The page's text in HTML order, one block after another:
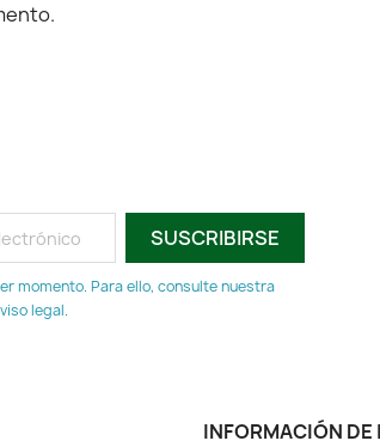
momento. Para ello, consulte nuestra
legal.
INFORMACIÓN DE